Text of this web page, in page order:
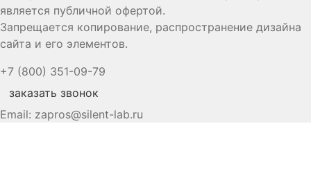
является публичной офертой.
Запрещается копирование, распространение дизайна
сайта и его элементов.
+7 (800) 351-09-79
заказать звонок
Email: zapros@silent-lab.ru